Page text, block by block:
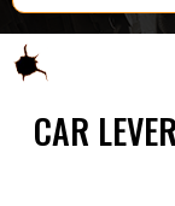
CAR